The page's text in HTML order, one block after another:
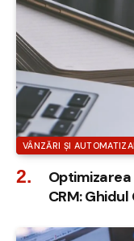
VÂNZĂRI ȘI
CRM: